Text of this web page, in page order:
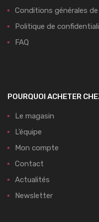
Conditions générales
Politique de
FAQ
POURQUOI ACHETER
Le magasin
L’équipe
Mon compte
Contact
Actualités
Newsletter